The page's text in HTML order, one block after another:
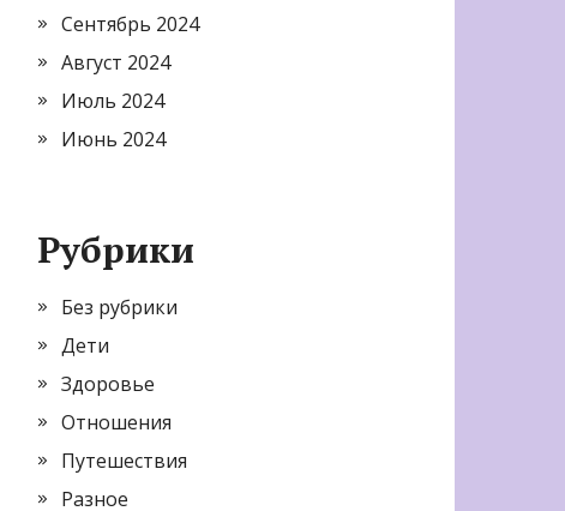
Сентябрь 2024
Август 2024
Июль 2024
Июнь 2024
Рубрики
Без рубрики
Дети
Здоровье
Отношения
Путешествия
Разное